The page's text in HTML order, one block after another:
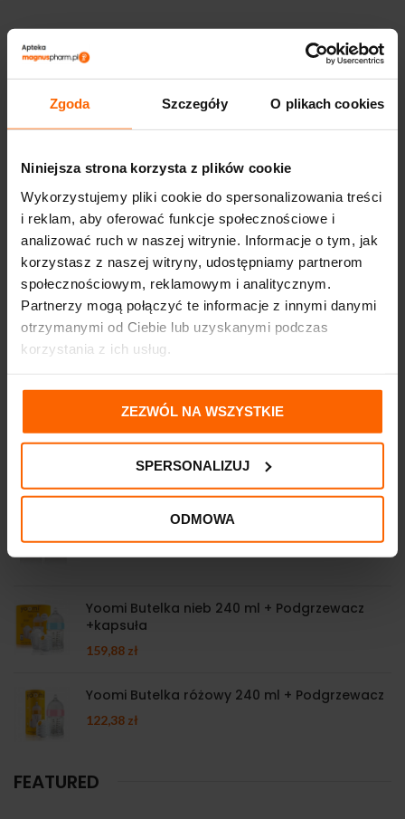
Zgoda Szczegóły O plikach cookies
Niniejsza strona korzysta z plików cookie
Wykorzystujemy pliki cookie do spersonalizowania treści
i reklam, aby oferować funkcje społecznościowe i
analizować ruch w naszej witrynie. Informacje o tym, jak
korzystasz z naszej witryny, udostępniamy partnerom
społecznościowym, reklamowym i analitycznym.
Partnerzy mogą połączyć te informacje z innymi danymi
otrzymanymi od Ciebie lub uzyskanymi podczas
korzystania z ich usług.
ZEZWÓL NA WSZYSTKIE
SPERSONALIZUJ
ODMOWA
XTEMOS ELEMENT
PREFOOTER WITH TWITTER AND
NEW PRODUCTS
Mamajoo butelki do karmienia 2*250 ml PS
Yoomi Butelka nieb 240 ml + Podgrzewacz
+kapsuła
159,88 zł
Yoomi Butelka różowy 240 ml + Podgrzewacz
122,38 zł
FEATURED